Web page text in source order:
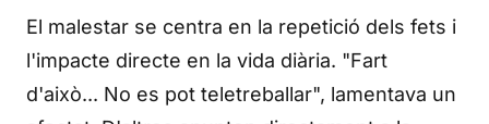
El malestar se centra en la repetició dels fets i
l'impacte directe en la vida diària. "Fart
d'això... No es pot teletreballar", lamentava un